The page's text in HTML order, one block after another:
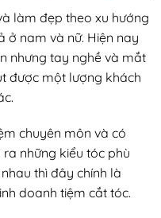
làm đẹp theo xu hướng
ở nam và nữ. Hiện nay
nhưng tay nghề và mắt
được một lượng khách
chuyên môn và có
những kiểu tóc phù
thì đây chính là
doanh tiệm cắt tóc.